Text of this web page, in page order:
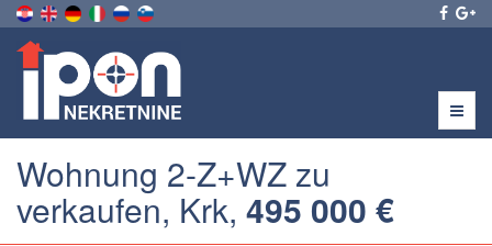
Menu
Wohnung 2-Z+WZ zu
verkaufen, Krk, 495 000 €